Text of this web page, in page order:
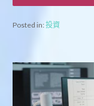
Posted in:投資